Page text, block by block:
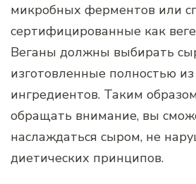
микробных ферментов или
сертифицированные как
Веганы должны выбирать
изготовленные полностью
ингредиентов. Таким
обращать внимание, вы
наслаждаться сыром, не
диетических принципов.